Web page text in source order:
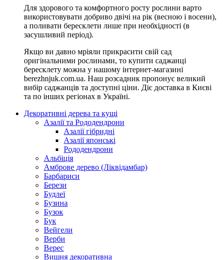
Для здорового та комфортного росту рослини варто
використовувати добриво двічі на рік (весною і восени),
а поливати бересклети лише при необхідності (в
засушливий період).
Якщо ви давно мріяли прикрасити свій сад
оригінальними рослинами, то купити саджанці
бересклету можна у нашому інтернет-магазині
berezhnjuk.com.ua. Наш розсадник пропонує великий
вибір саджанців та доступні ціни. Діє доставка в Києві
та по інших регіонах в Україні.
Декоративні дерева та кущі
Азалії та Рододендрони
Азалії гібридні
Азалії японські
Рододендрони
Альбіція
Амброве дерево (Ліквідамбар)
Барбариси
Берези
Будлеї
Бузина
Бузок
Бук
Вейгели
Верби
Верес
Вишня декоративна